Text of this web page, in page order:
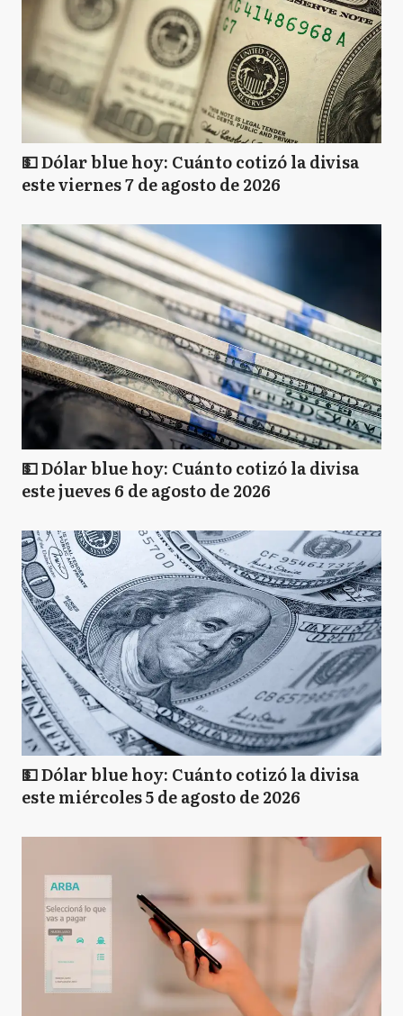
💵 Dólar blue hoy: Cuánto cotizó la divisa
este viernes 7 de agosto de 2026
💵 Dólar blue hoy: Cuánto cotizó la divisa
este jueves 6 de agosto de 2026
💵 Dólar blue hoy: Cuánto cotizó la divisa
este miércoles 5 de agosto de 2026